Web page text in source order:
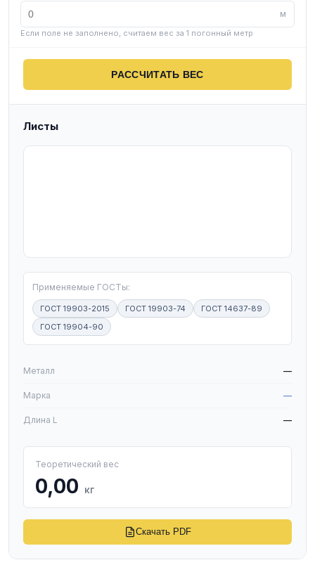
м
Если поле не заполнено, считаем вес за 1 погонный метр
РАССЧИТАТЬ ВЕС
Листы
Применяемые ГОСТы:
ГОСТ 19903-2015 ГОСТ 19903-74
ГОСТ 14637-89
ГОСТ 19904-90
Металл —
Марка —
Длина L —
Теоретический вес
0,00 кг
Скачать PDF